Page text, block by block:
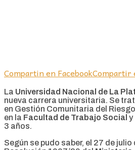
Compartin en FacebookCompartir
La Universidad Nacional de La
nueva carrera universitaria. Se
en Gestión Comunitaria del
en la Facultad de Trabajo Social y
3 años.
Según se pudo saber, el 27 de